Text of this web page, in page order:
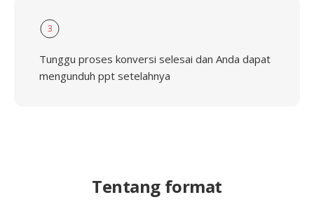
3
Tunggu proses konversi selesai dan Anda dapat
mengunduh ppt setelahnya
Tentang format